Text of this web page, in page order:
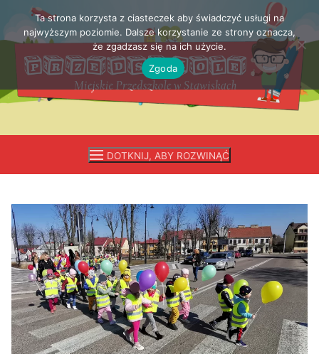
Przejdź
treści
DOTKNIJ, ABY ROZWINĄĆ
Ta strona korzysta z ciasteczek aby świadczyć usługi na
najwyższym poziomie. Dalsze korzystanie ze strony oznacza,
że zgadzasz się na ich użycie.
Zgoda